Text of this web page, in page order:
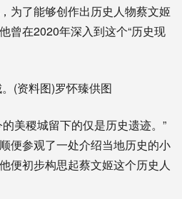
为了能够创作出历史人物蔡文姬
曾在2020年深入到这个“历史现
(资料图)罗怀臻供图
美稷城留下的仅是历史遗迹。”
便参观了一处介绍当地历史的小
便初步构思起蔡文姬这个历史人